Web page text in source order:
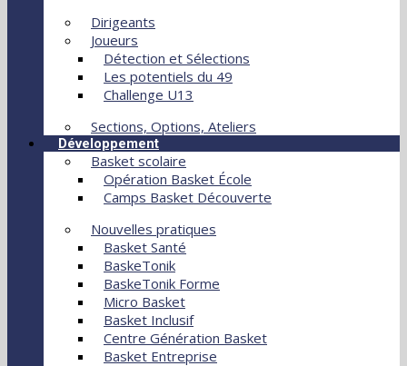
Dirigeants
Joueurs
Détection et Sélections
Les potentiels du 49
Challenge U13
Sections, Options, Ateliers
Développement
Basket scolaire
Opération Basket École
Camps Basket Découverte
Nouvelles pratiques
Basket Santé
BaskeTonik
BaskeTonik Forme
Micro Basket
Basket Inclusif
Centre Génération Basket
Basket Entreprise